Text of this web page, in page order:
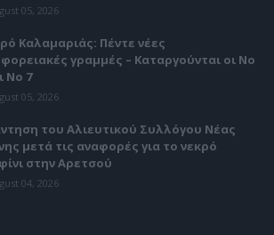
05, 2026
Καλαμαριάς: Πέντε νέες
γραμμές – Καταργούνται οι Νο
Νο 7
05, 2026
του Αλιευτικού Συλλόγου Νέας
μετά τις αναφορές για το νεκρό
στην Αρετσού
04, 2026